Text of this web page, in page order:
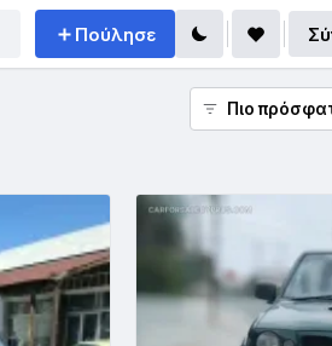
Πούλησε